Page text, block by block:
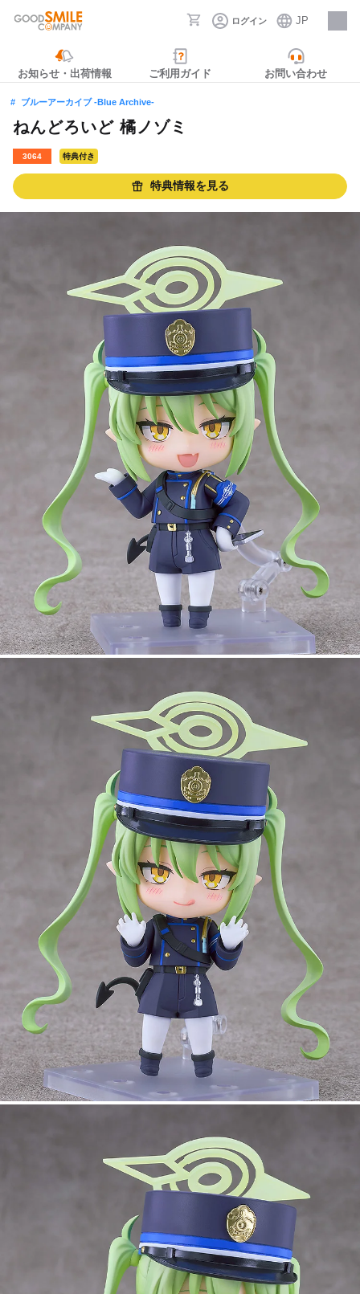
ログイン JP
採用情報
お知らせ・出荷情報 ご利用ガイド お問い合わせ
ブルーアーカイブ -Blue Archive-
ねんどろいど 橘ノゾミ
3064 特典付き
特典情報を見る